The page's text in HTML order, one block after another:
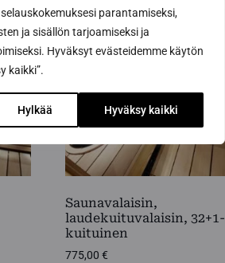
parantamiseksi,
ja sisällön tarjoamiseksi ja
Hyväksyt evästeidemme käytön
kaikki”.
Hylkää Hyväksy kaikki
Saunavalaisin,
laudekuituvalaisin, 32+1-
kuituinen
775,00€